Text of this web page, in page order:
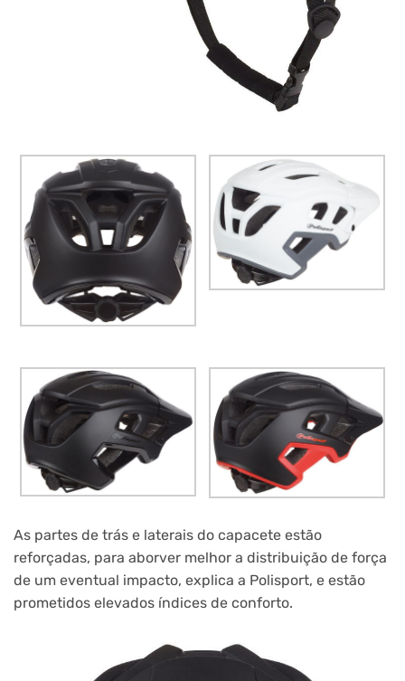
As partes de trás e laterais do capacete estão
reforçadas, para aborver melhor a distribuição de força
de um eventual impacto, explica a Polisport, e estão
prometidos elevados índices de conforto.